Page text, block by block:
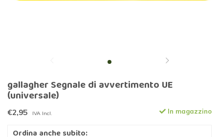
gallagher Segnale di avvertimento UE
(universale)
€2,95 IVA Incl. In magazzino
Ordina anche subito: